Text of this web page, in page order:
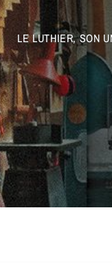
LE LUTHIER, SON